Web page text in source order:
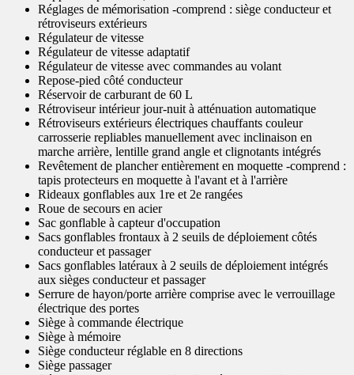
Réglages de mémorisation -comprend : siège conducteur et
rétroviseurs extérieurs
Régulateur de vitesse
Régulateur de vitesse adaptatif
Régulateur de vitesse avec commandes au volant
Repose-pied côté conducteur
Réservoir de carburant de 60 L
Rétroviseur intérieur jour-nuit à atténuation automatique
Rétroviseurs extérieurs électriques chauffants couleur
carrosserie repliables manuellement avec inclinaison en
marche arrière, lentille grand angle et clignotants intégrés
Revêtement de plancher entièrement en moquette -comprend :
tapis protecteurs en moquette à l'avant et à l'arrière
Rideaux gonflables aux 1re et 2e rangées
Roue de secours en acier
Sac gonflable à capteur d'occupation
Sacs gonflables frontaux à 2 seuils de déploiement côtés
conducteur et passager
Sacs gonflables latéraux à 2 seuils de déploiement intégrés
aux sièges conducteur et passager
Serrure de hayon/porte arrière comprise avec le verrouillage
électrique des portes
Siège à commande électrique
Siège à mémoire
Siège conducteur réglable en 8 directions
Siège passager